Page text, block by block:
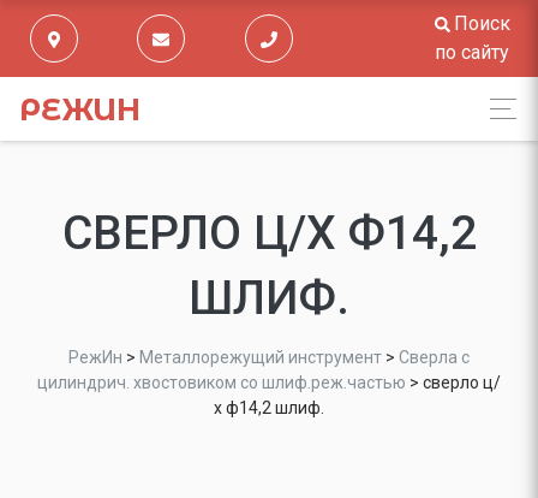
Поиск
по сайту
РЕЖИН
СВЕРЛО Ц/Х Ф14,2
ШЛИФ.
РежИн > Металлорежущий инструмент > Сверла с
цилиндрич. хвостовиком со шлиф.реж.частью > сверло ц/
х ф14,2 шлиф.